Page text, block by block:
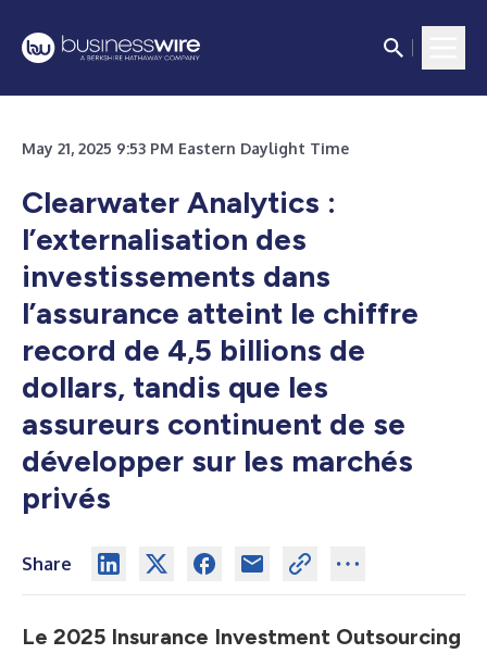
May 21, 2025 9:53 PM Eastern Daylight Time
Clearwater Analytics :
l’externalisation des
investissements dans
l’assurance atteint le chiffre
record de 4,5 billions de
dollars, tandis que les
assureurs continuent de se
développer sur les marchés
privés
Share
Le 2025 Insurance Investment Outsourcing